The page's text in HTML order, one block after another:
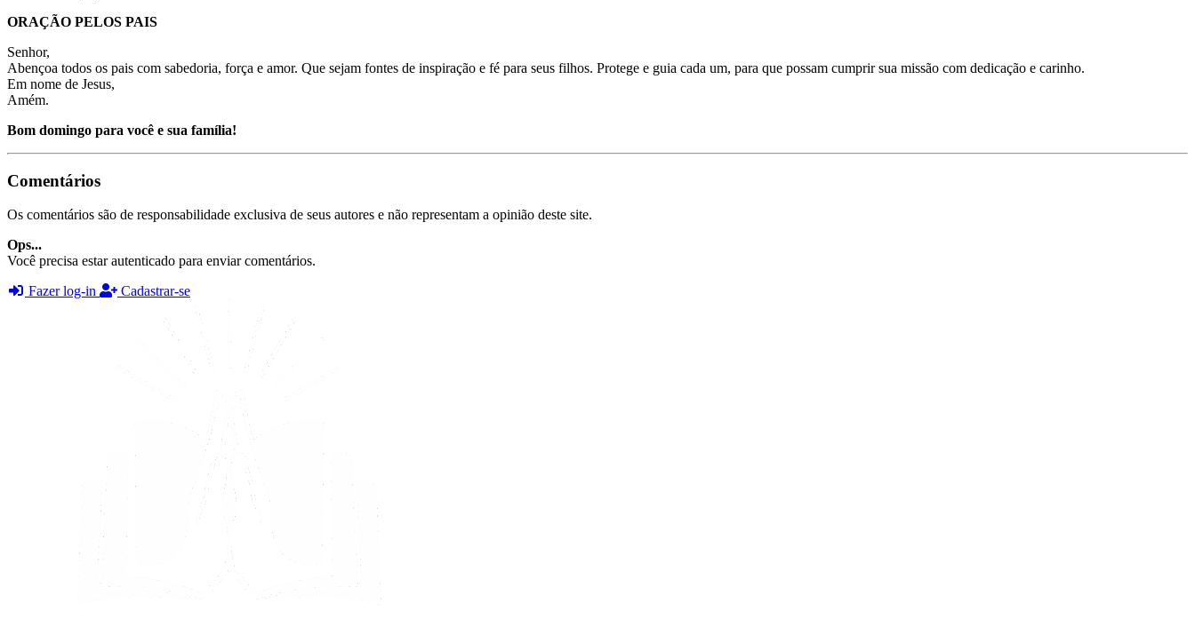
ORAÇÃO PELOS PAIS
Senhor,
Abençoa todos os pais com sabedoria, força e amor. Que sejam fontes de inspiração e fé para seus filhos. Protege e guia cada um, para que possam cumprir sua missão com dedicação e carinho.
Em nome de Jesus,
Amém.
Bom domingo para você e sua família!
Comentários
Os comentários são de responsabilidade exclusiva de seus autores e não representam a opinião deste site.
Ops...
Você precisa estar autenticado para enviar comentários.
Fazer log-in
Cadastrar-se